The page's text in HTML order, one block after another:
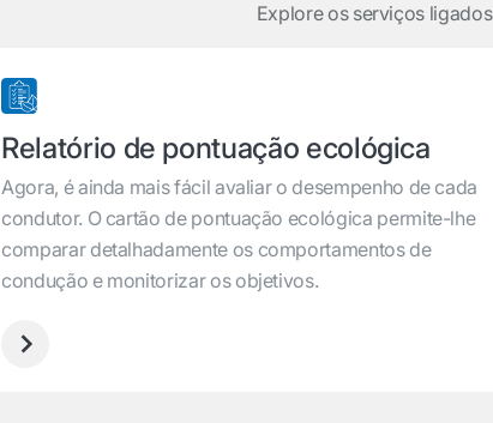
Explore os serviços
Relatório de pontuação ecológica
Agora, é ainda mais fácil avaliar o desempenho de cada
condutor. O cartão de pontuação ecológica permite-lhe
comparar detalhadamente os comportamentos de
condução e monitorizar os objetivos.